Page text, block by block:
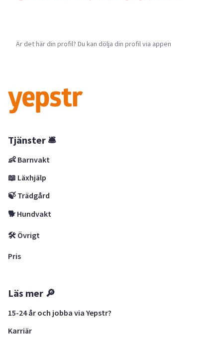
Är det här din profil? Du kan dölja din profil via appen
Tjänster 🛎
👶 Barnvakt
📖 Läxhjälp
🍃 Trädgård
🐕 Hundvakt
🛠 Övrigt
Pris
Läs mer 🔎
15-24 år och jobba via Yepstr?
Karriär